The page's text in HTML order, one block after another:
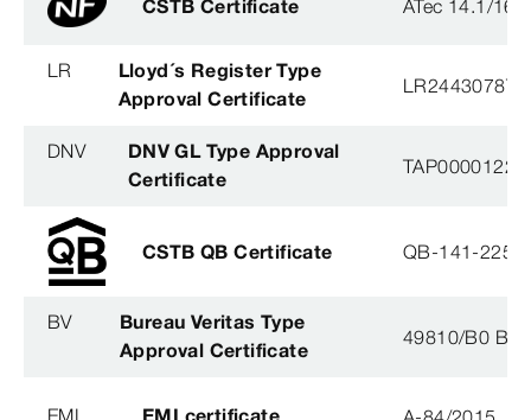
CSTB Certificate ATec 14.1/16-
LR
Lloyd´s Register Type
Approval Certificate
LR2443078TA
DNV
DNV GL Type Approval
Certificate
TAP0000122,
CSTB QB Certificate QB-141-
BV
Bureau Veritas Type
Approval Certificate
49810/B0 BV